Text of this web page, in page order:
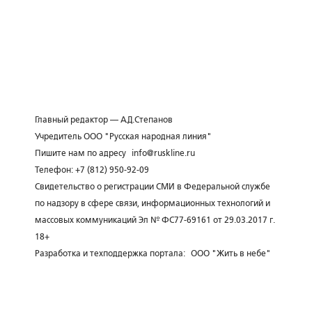
Главный редактор — А.Д.Степанов
Учредитель ООО "Русская народная линия"
Пишите нам по адресу
info@ruskline.ru
Телефон: +7 (812) 950-92-09
Свидетельство о регистрации СМИ в Федеральной службе
по надзору в сфере связи, информационных технологий и
массовых коммуникаций Эл № ФС77-69161 от 29.03.2017 г.
18+
Разработка и техподдержка портала: ООО "Жить в небе"